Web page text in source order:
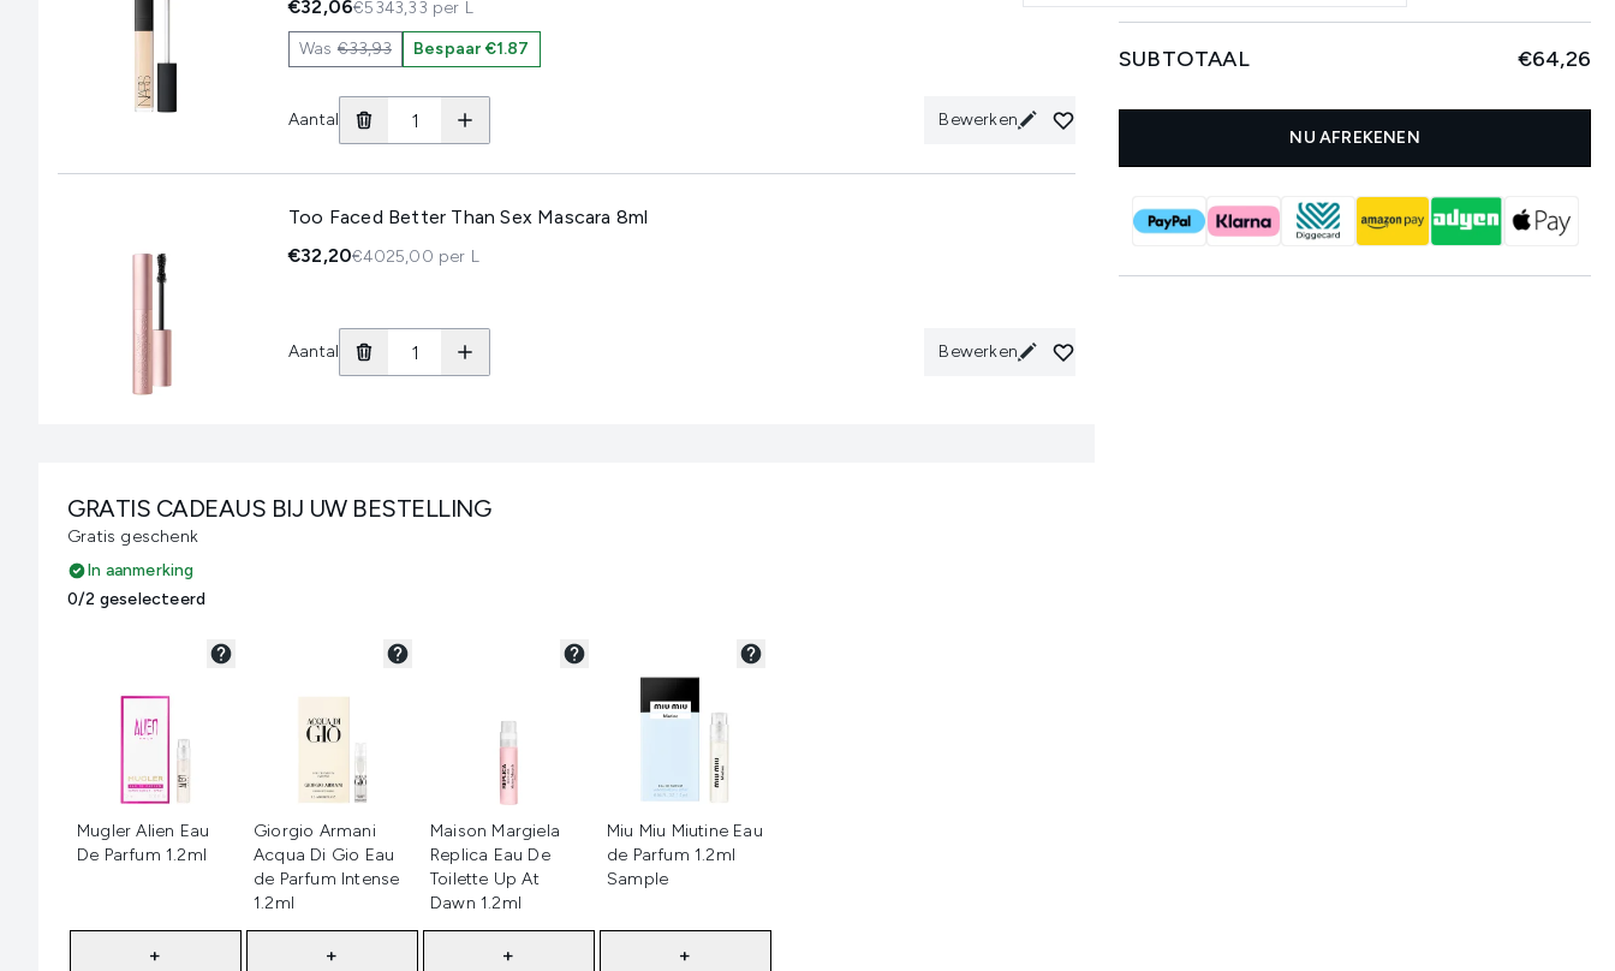
€32,06€5343,33 per L
Was€33,93 Bespaar €1.87
Aantal Bewerken
Too Faced Better Than Sex Mascara 8ml
€32,20€4025,00 per L
Aantal Bewerken
GRATIS CADEAUS BIJ UW BESTELLING
Gratis geschenk
In aanmerking
0/2 geselecteerd
Mugler Alien Eau
De Parfum 1.2ml
+
Giorgio Armani
Acqua Di Gio Eau
de Parfum Intense
1.2ml
+
Maison Margiela
Replica Eau De
Toilette Up At
Dawn 1.2ml
+
Miu Miu Miutine Eau
de Parfum 1.2ml
Sample
+
SUBTOTAAL €64,26
NU AFREKENEN